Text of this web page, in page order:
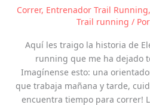
Correr, Entrenador Trail Running,
Trail running / Por
Aquí les traigo la historia de
running que me ha dejado
Imagínense esto: una
que trabaja mañana y tarde,
encuentra tiempo para correr!
LA
MARATON